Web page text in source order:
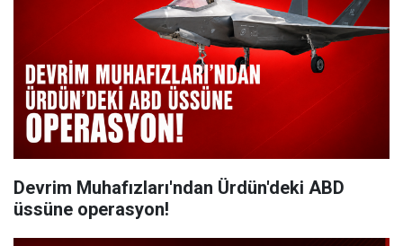
Devrim Muhafızları'ndan Ürdün'deki ABD
üssüne operasyon!